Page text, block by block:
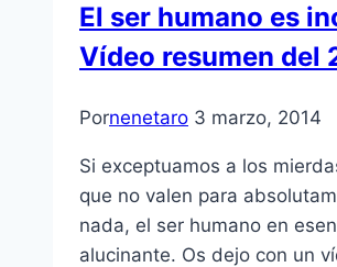
El ser humano es
Vídeo resumen del
Pornenetaro 3 marzo, 2014
Si exceptuamos a los
que no valen para
nada, el ser humano en
alucinante. Os dejo con un